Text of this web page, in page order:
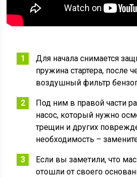
Для начала снимается
пружина стартера, после
воздушный фильтр
Под ним в правой части
насос, который нужно
трещин и других
необходимость –
Если вы заметили, что
отошли от своего